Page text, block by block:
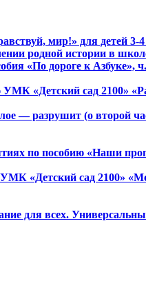
мир!» для детей
родной истории в
«По дороге к
«Детский сад 2100»
— разрушит (о второй
по пособию «Наши
«Детский сад 2100»
для всех.